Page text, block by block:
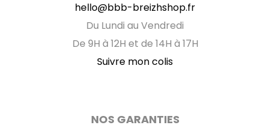
hello@bbb-breizhshop.fr
Du Lundi au Vendredi
De 9H à 12H et de 14H à 17H
Suivre mon colis
NOS GARANTIES